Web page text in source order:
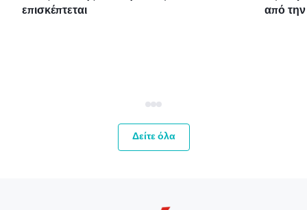
επισκέπτεται από
Δείτε όλα